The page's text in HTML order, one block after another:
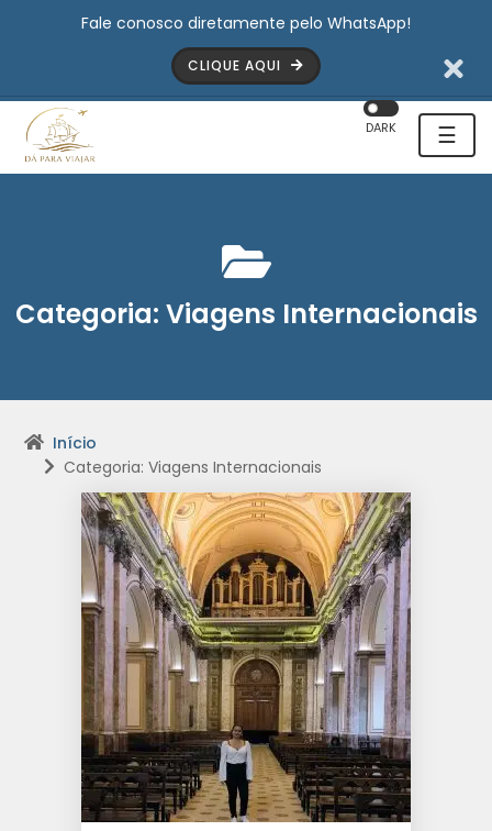
Fale conosco diretamente pelo WhatsApp!
CLIQUE AQUI
☰
DARK
Categoria: Viagens Internacionais
Início
Categoria: Viagens Internacionais